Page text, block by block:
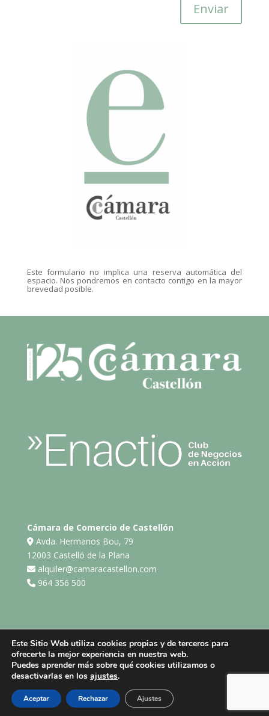
Enviar
Este formulario no implica una reserva automática del
espacio. Nos pondremos en contacto contigo en la mayor
brevedad posible.
Cámara de Comercio de Castellón
Avda. Hermanos Bou, 79
12003 Castelló de la Plana
alquiler@camaracastellon.com
964 356 500
Aviso legal
Política de privacidad
Política de cookies
Este Sitio Web utiliza cookies propias y de terceros para
ofrecerte la mejor experiencia en nuestra web.
Puedes aprender más sobre qué cookies utilizamos o
desactivarlas en los ajustes.
Aceptar Rechazar Ajustes